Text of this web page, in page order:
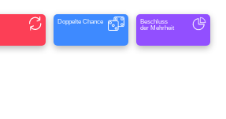
Doppelte Chance
Beschluss
der Mehrheit